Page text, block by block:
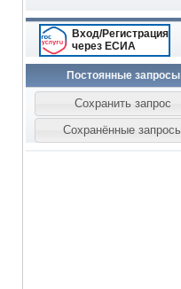
Вход/Регистрация
через ЕСИА
Постоянные запросы